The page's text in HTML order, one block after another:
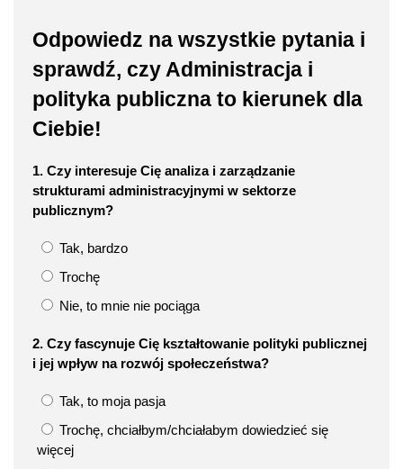
Odpowiedz na wszystkie pytania i
sprawdź, czy Administracja i
polityka publiczna to kierunek dla
Ciebie!
1. Czy interesuje Cię analiza i zarządzanie
strukturami administracyjnymi w sektorze
publicznym?
Tak, bardzo
Trochę
Nie, to mnie nie pociąga
2. Czy fascynuje Cię kształtowanie polityki publicznej
i jej wpływ na rozwój społeczeństwa?
Tak, to moja pasja
Trochę, chciałbym/chciałabym dowiedzieć się
więcej